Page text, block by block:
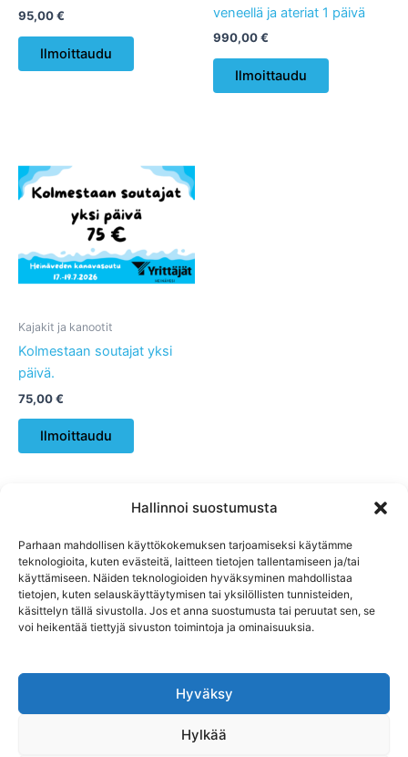
Hallinnoi suostumusta
Parhaan mahdollisen käyttökokemuksen tarjoamiseksi käytämme
teknologioita, kuten evästeitä, laitteen tietojen tallentamiseen ja/tai
käyttämiseen. Näiden teknologioiden hyväksyminen mahdollistaa
tietojen, kuten selauskäyttäytymisen tai yksilöllisten tunnisteiden,
käsittelyn tällä sivustolla. Jos et anna suostumusta tai peruutat sen, se
voi heikentää tiettyjä sivuston toimintoja ja ominaisuuksia.
Hyväksy
Hylkää
95,00€
Ilmoittaudu
veneellä ja ateriat 1 päivä
990,00€
Ilmoittaudu
Tällä
Kajakit ja kanootit
Kolmestaan soutajat yksi
päivä.
75,00€
Ilmoittaudu
Tällä
muunnelma.
tehdä
valinnat
tuotteen
sivulla.
Ilmoittaudu
Yhteystiedot
Evästekäytäntö (EU)
Tietosuojasoloste -Privacy policy